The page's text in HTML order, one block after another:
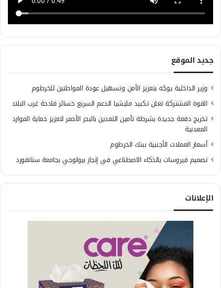
جديد الموقع
وزير الداخلية يوجّه بتعزيز الأمن وتسهيل عودة المواطنين للخرطوم
القوة المشتركة تعلن تكبيد مليشيا الدعم السريع خسائر فادحة غرب البلاد
تخريج دفعة جديدة بشرطة تأمين التعدين بالبحر الأحمر لتعزيز حماية الموارد
المعدنية
أسعار العملات الأجنبية ببنك الخرطوم
تصميم فيروسات بالذكاء الاصطناعي في إنجاز بيولوجي بجامعة ستانفورد
الإعلانات